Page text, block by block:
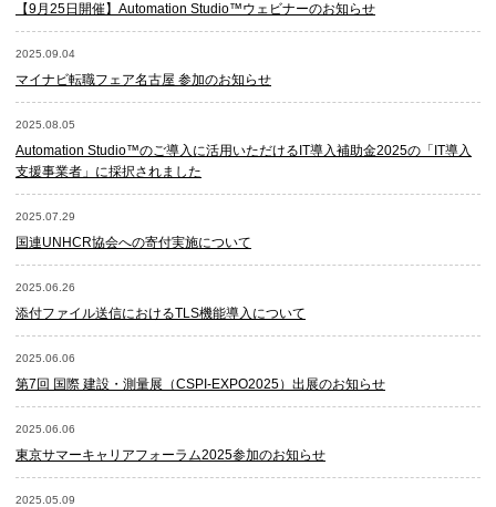
【9月25日開催】Automation Studio™ウェビナーのお知らせ
2025.09.04
マイナビ転職フェア名古屋 参加のお知らせ
2025.08.05
Automation Studio™のご導入に活用いただけるIT導入補助金2025の「IT導入
支援事業者」に採択されました
2025.07.29
国連UNHCR協会への寄付実施について
2025.06.26
添付ファイル送信におけるTLS機能導入について
2025.06.06
第7回 国際 建設・測量展（CSPI-EXPO2025）出展のお知らせ
2025.06.06
東京サマーキャリアフォーラム2025参加のお知らせ
2025.05.09